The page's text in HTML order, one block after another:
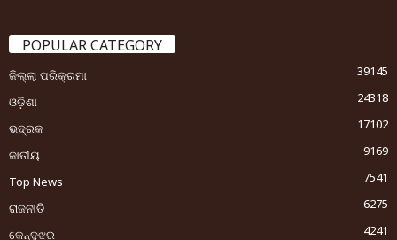
POPULAR CATEGORY
ଜିଲ୍ଲା ପରିକ୍ରମା
39145
ଓଡ଼ିଶା
24318
ଭଦ୍ରକ
17102
ଜାତୀୟ
9169
Top News
7541
ରାଜନୀତି
6275
କେନ୍ଦୁଝର
4241